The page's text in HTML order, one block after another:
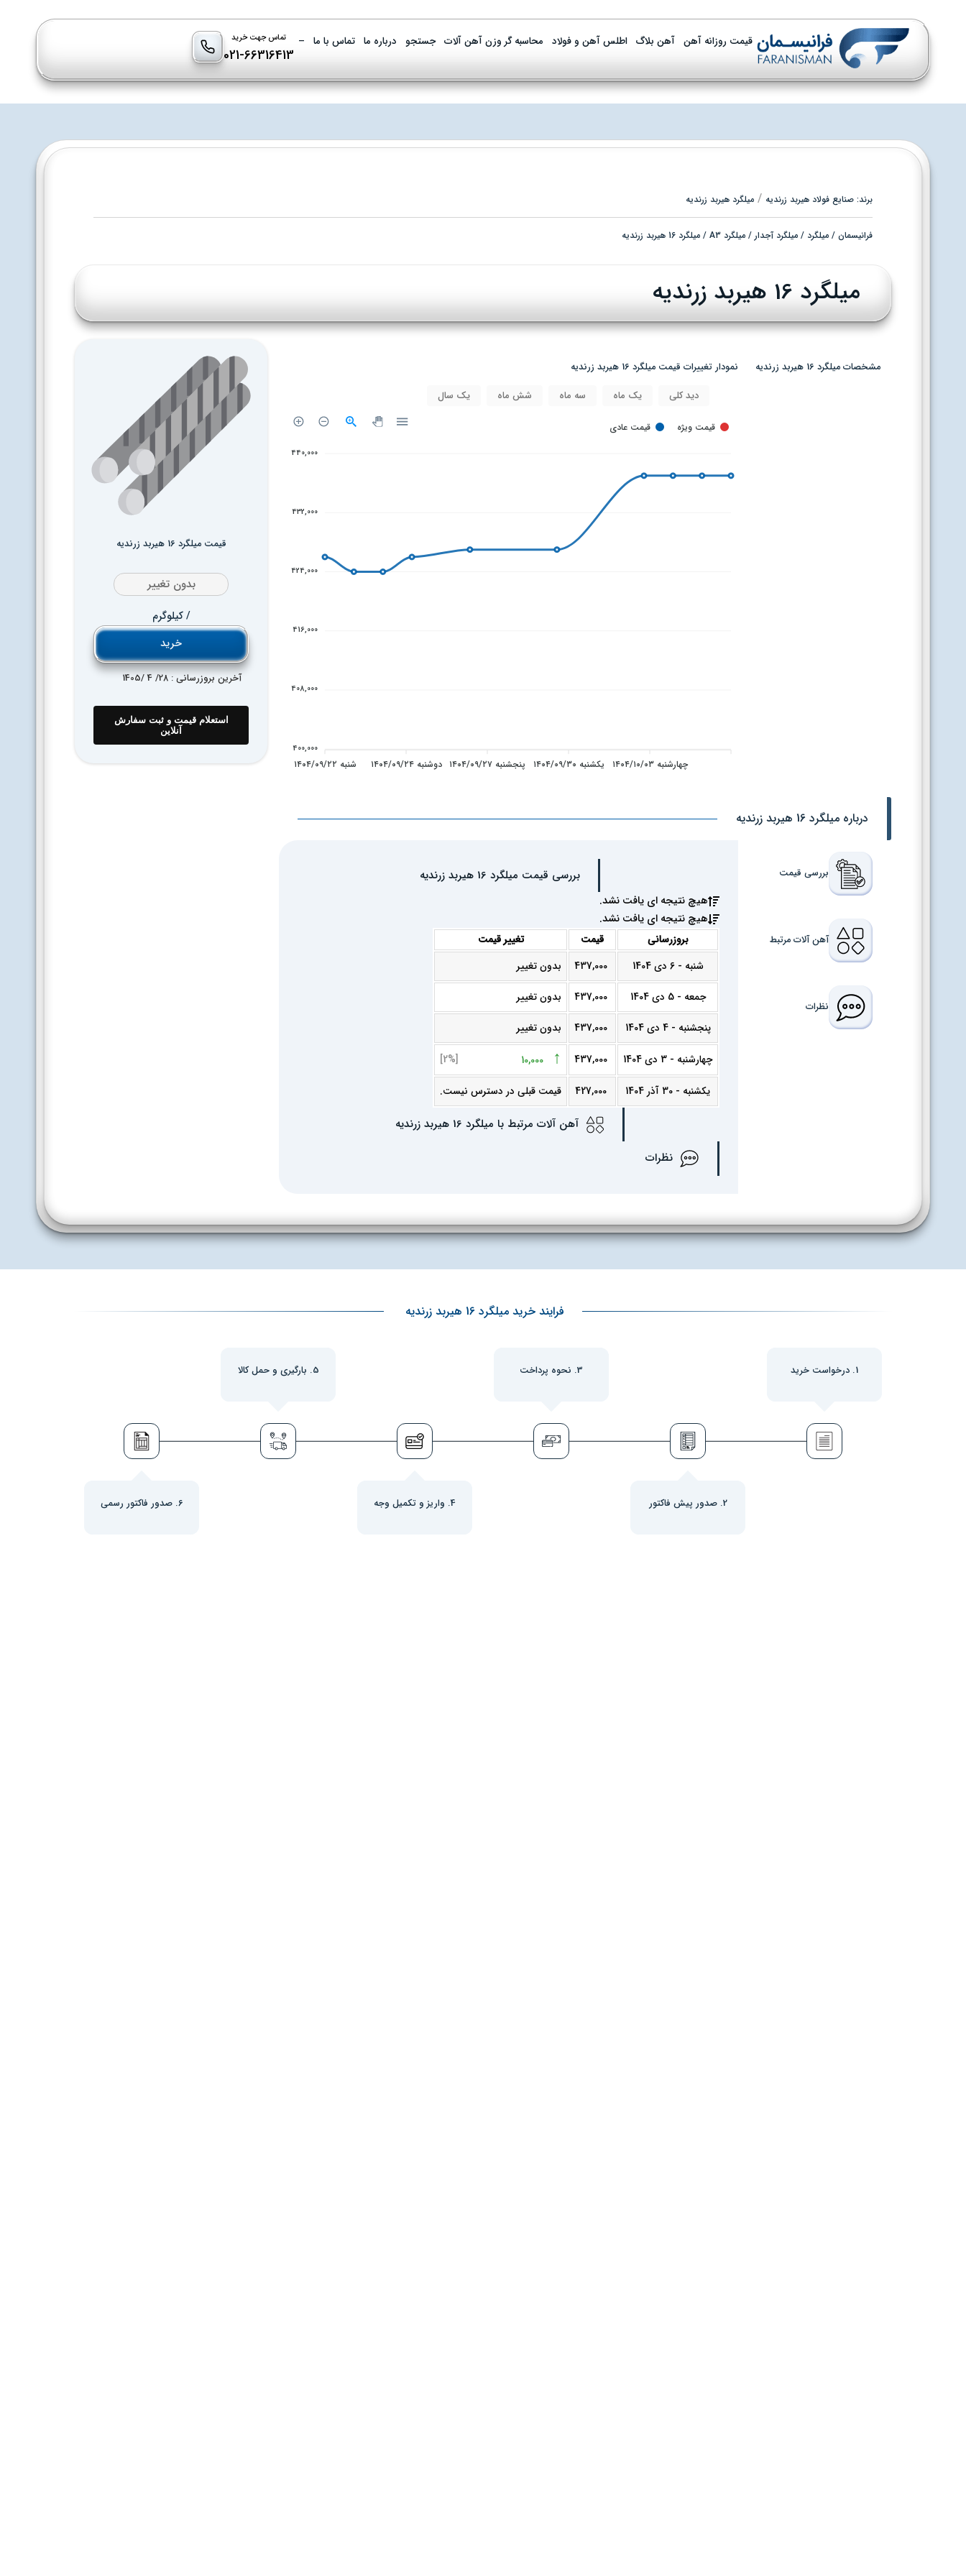
قیمت روزانه آهن آهن بلاگ اطلس آهن و فولاد محاسبه گر وزن آهن آلات جستجو درباره ما تماس با ما – تماس جهت خرید
021-66316413
برند: صنایع فولاد هیربد زرندیه / میلگرد هیربد زرندیه
فرانیسمان / میلگرد / میلگرد آجدار / میلگرد A3 / میلگرد 16 هیربد زرندیه
میلگرد 16 هیربد زرندیه
مشخصات میلگرد 16 هیربد زرندیه نمودار تغییرات قیمت میلگرد 16 هیربد زرندیه
دید کلی یک ماه سه ماه شش ماه یک سال
قیمت عادی قیمت ویژه
440,000
432,000
424,000
416,000
408,000
400,000
شنبه ۱۴۰۴/۰۹/۲۲ دوشنبه ۱۴۰۴/۰۹/۲۴ پنجشنبه ۱۴۰۴/۰۹/۲۷ یکشنبه ۱۴۰۴/۰۹/۳۰ چهارشنبه ۱۴۰۴/۱۰/۰۳
درباره میلگرد 16 هیربد زرندیه
بررسی قیمت
آهن آلات مرتبط
نظرات
بررسی قیمت میلگرد 16 هیربد زرندیه
هیچ نتیجه ای یافت نشد.
هیچ نتیجه ای یافت نشد.
بروزرسانی قیمت
تغییر قیمت
شنبه - 6 دی 1404
437,000 بدون تغییر
جمعه - 5 دی 1404 437,000 بدون تغییر
پنجشنبه - 4 دی 1404 437,000 بدون تغییر
چهارشنبه - 3 دی 1404 437,000
↑
10,000
[2%]
یکشنبه - 30 آذر 1404 427,000 قیمت قبلی در دسترس نیست.
آهن آلات مرتبط با میلگرد 16 هیربد زرندیه
نظرات
قیمت میلگرد 16 هیربد زرندیه
بدون تغییر
/ کیلوگرم
خرید
آخرین بروزرسانی : 28 / 4 /
1405
استعلام قیمت و ثبت سفارش
آنلاین
فرایند خرید میلگرد 16 هیربد زرندیه
1. درخواست خرید 3. نحوه پرداخت 5. بارگیری و حمل کالا
2. صدور پیش فاکتور 4. واریز و تکمیل وجه 6. صدور فاکتور رسمی